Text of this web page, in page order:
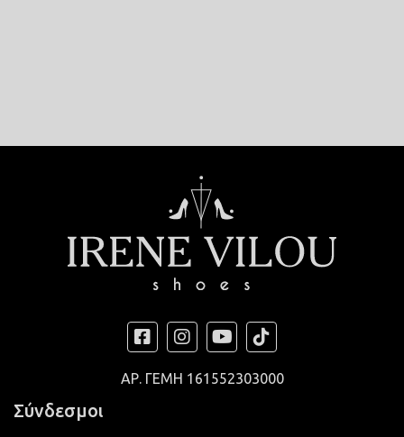
ΑΡ. ΓΕΜΗ 161552303000
Σύνδεσμοι